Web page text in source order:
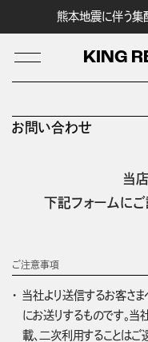
熊本地震に伴う集
KING
お問い合わせ
当
下記フォームにご
ご注意事項
当社より送信するお客さ
にお送りするものです。
載、二次利用することはご